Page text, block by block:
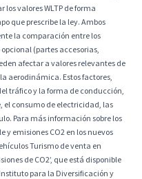
los valores WLTP de forma
que prescribe la ley. Ambos
la comparación entre los
(partes accesorias,
afectar a valores relevantes de
aerodinámica. Estos factores,
tráfico y la forma de conducción,
el consumo de electricidad, las
Para más información sobre los
y emisiones CO2 en los nuevos
Turismo de venta en
de CO2’, que está disponible
para la Diversificación y